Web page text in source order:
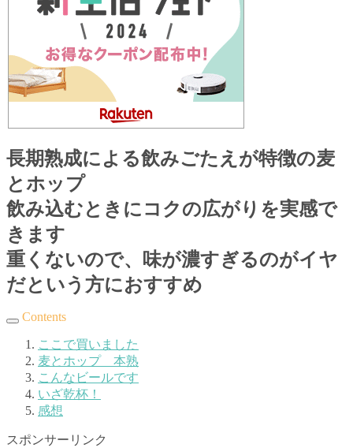
長期熟成による飲みごたえが特徴の麦
とホップ
飲み込むときにコクの広がりを実感で
きます
重くないので、味が濃すぎるのがイヤ
だという方におすすめ
Contents
ここで買いました
麦とホップ 本熟
こんなビールです
いざ乾杯！
感想
スポンサーリンク